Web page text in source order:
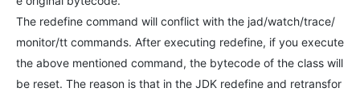
The redefine command will conflict with the jad/watch/trace/
monitor/tt commands. After executing redefine, if you execute
the above mentioned command, the bytecode of the class will
be reset. The reason is that in the JDK redefine and retransfor